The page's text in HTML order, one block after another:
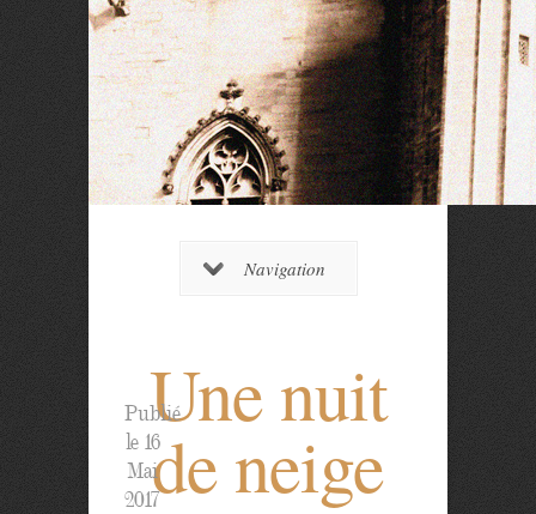
Navigation
Une nuit
de neige
Publié
le 16
Mai
2017